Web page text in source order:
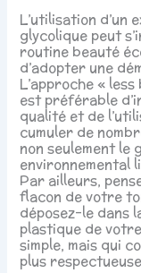
L’utilisation d’un
glycolique peut
routine beauté
d’adopter une
L’approche «
est préférable
qualité et de
cumuler de
non seulement le
environnemental
Par ailleurs,
flacon de votre
déposez-le dans
plastique de
simple, mais qui
plus